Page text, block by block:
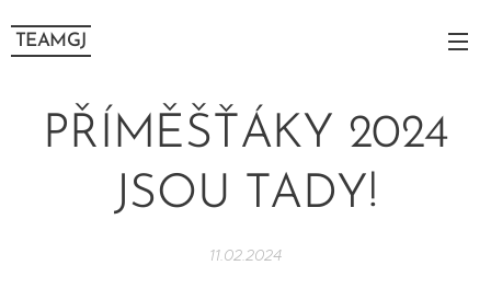
TEAMGJ
PŘÍMĚŠŤÁKY 2024
JSOU TADY!
11.02.2024